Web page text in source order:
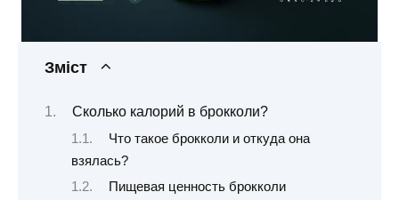
Зміст
Сколько калорий в брокколи?
Что такое брокколи и откуда она
взялась?
Пищевая ценность брокколи